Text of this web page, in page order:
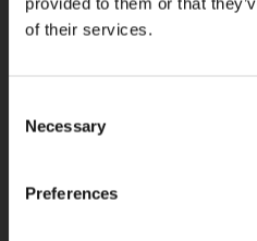
of their services.
Necessary
Preferences